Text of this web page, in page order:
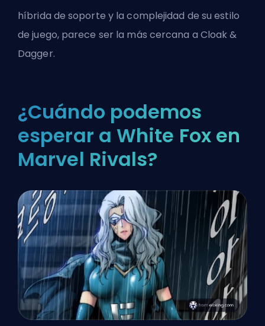
híbrida de soporte y la complejidad de su estilo
de juego, parece ser la más cercana a Cloak &
Dagger.
¿Cuándo podemos
esperar a White Fox en
Marvel Rivals?